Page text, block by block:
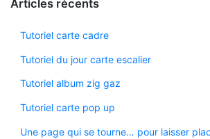
Articles récents
Tutoriel carte cadre
Tutoriel du jour carte escalier
Tutoriel album zig gaz
Tutoriel carte pop up
Une page qui se tourne… pour laisser